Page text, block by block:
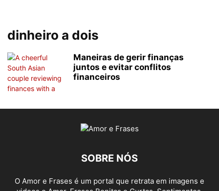
dinheiro a dois
Maneiras de gerir finanças
juntos e evitar conflitos
financeiros
SOBRE NÓS
O Amor e Frases é um portal que retrata em imagens e